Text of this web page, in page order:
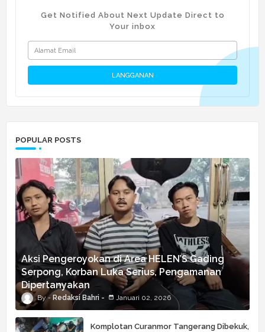
Get Notified About Next Update Direct to
Your inbox
POPULAR POSTS
Aksi Pengeroyokan di Area HELEN’S Gading
Serpong, Korban Luka Serius, Pengamanan
Dipertanyakan
Redaksi Bahri Januari 02, 2026
Komplotan Curanmor Tangerang Dibekuk,